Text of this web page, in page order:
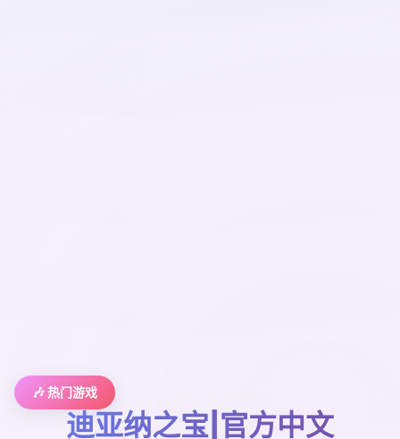
🎶 热门游戏
迪亚纳之宝|官方中文